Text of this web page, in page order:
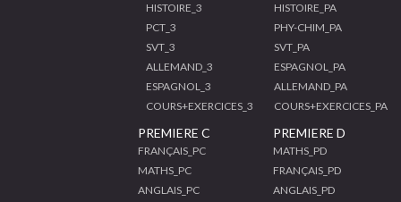
HISTOIRE_3
PCT_3
SVT_3
ALLEMAND_3
ESPAGNOL_3
COURS+EXERCICES_3
HISTOIRE_PA
PHY-CHIM_PA
SVT_PA
ESPAGNOL_PA
ALLEMAND_PA
COURS+EXERCICES_PA
PREMIERE C
FRANÇAIS_PC
MATHS_PC
ANGLAIS_PC
PREMIERE D
MATHS_PD
FRANÇAIS_PD
ANGLAIS_PD